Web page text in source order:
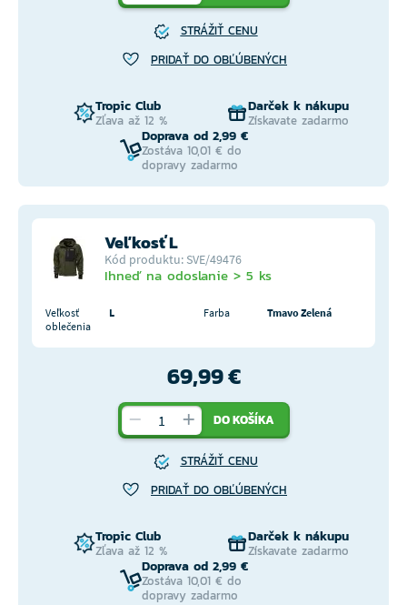
STRÁŽIŤ CENU
PRIDAŤ DO OBĽÚBENÝCH
Tropic Club
Zľava až 12 %
Darček k nákupu
Získavate zadarmo
Doprava od 2,99 €
Zostáva 10,01 € do
dopravy zadarmo
Veľkosť L
Kód produktu: SVE/49476
Ihneď na odoslanie > 5 ks
Veľkosť
oblečenia
L Farba Tmavo Zelená
69,99 €
DO KOŠÍKA
STRÁŽIŤ CENU
PRIDAŤ DO OBĽÚBENÝCH
Tropic Club
Zľava až 12 %
Darček k nákupu
Získavate zadarmo
Doprava od 2,99 €
Zostáva 10,01 € do
dopravy zadarmo